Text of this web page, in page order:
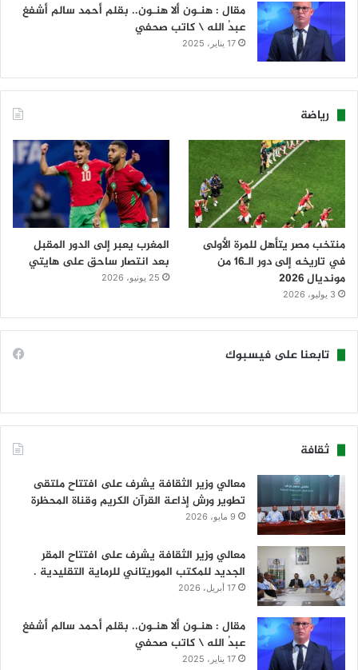
مقال : هنـون ألا هنـون.. بقلم أحمد سالم أشفغ
عبدُ الله \ كاتب صحفي
17 يناير، 2025
رياضة
منتخب مصر يتأهل للمرة الأولى
في تاريخه إلى دور الـ16 من
مونديال 2026
3 يوليو، 2026
المغرب يعبر إلى الدور المقبل
بعد انتصار ساحق على هايتي
25 يونيو، 2026
تابعنا على فيسبوك
ثقافة
معالي وزير الثقافة يشرف على افتتاح ملتقى
تطوير ورش إذاعة القرآن الكريم وقناة المحظرة
9 مايو، 2026
معالي وزير الثقافة يشرف على افتتاح المقر
الجديد للمكتب الموريتاني للرماية التقليدية .
17 أبريل، 2026
مقال : هنـون ألا هنـون.. بقلم أحمد سالم أشفغ
عبدُ الله \ كاتب صحفي
17 يناير، 2025